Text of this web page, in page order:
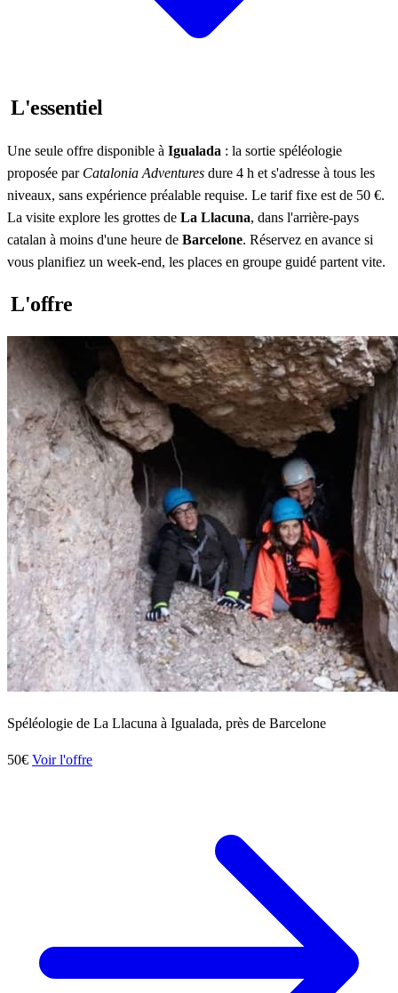
L'essentiel
Une seule offre disponible à Igualada : la sortie spéléologie
proposée par Catalonia Adventures dure 4 h et s'adresse à tous les
niveaux, sans expérience préalable requise. Le tarif fixe est de 50 €.
La visite explore les grottes de La Llacuna, dans l'arrière-pays
catalan à moins d'une heure de Barcelone. Réservez en avance si
vous planifiez un week-end, les places en groupe guidé partent vite.
L'offre
Spéléologie de La Llacuna à Igualada, près de Barcelone
50€ Voir l'offre